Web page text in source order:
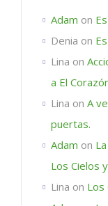
Adam on
Denia on
Lina on
a El
Lina on A
puertas.
Adam on
Los Cielos
Lina on Los